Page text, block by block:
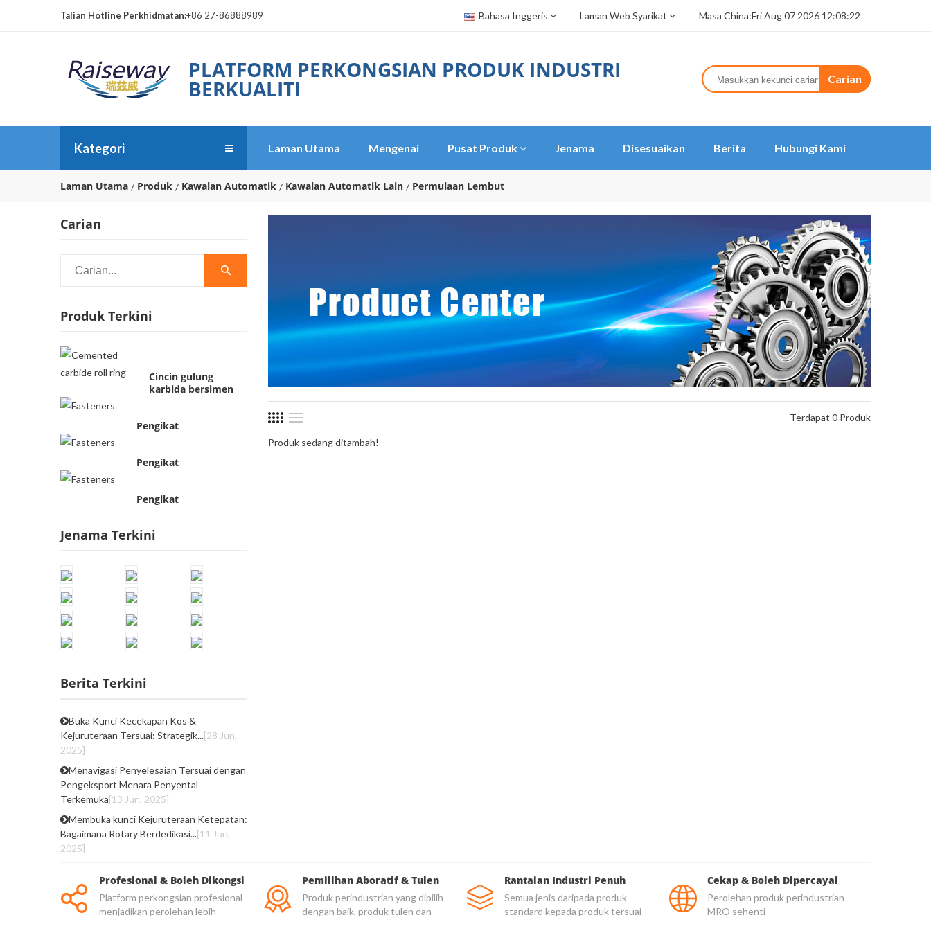
Talian Hotline Perkhidmatan:+86 27-86888989 Bahasa Inggeris Laman Web Syarikat Masa China:Fri Aug 07 2026 12:08:22
PLATFORM PERKONGSIAN PRODUK INDUSTRI
BERKUALITI Carian
Kategori Laman Utama Mengenai Pusat Produk Jenama Disesuaikan Berita Hubungi Kami
Laman Utama Produk Kawalan Automatik Kawalan Automatik Lain Permulaan Lembut
Carian
Produk Terkini
Cincin gulung
karbida bersimen
Pengikat
Pengikat
Pengikat
Jenama Terkini
Berita Terkini
Buka Kunci Kecekapan Kos &
Kejuruteraan Tersuai: Strategik...[28 Jun,
2025]
Menavigasi Penyelesaian Tersuai dengan
Pengeksport Menara Penyental
Terkemuka[13 Jun, 2025]
Membuka kunci Kejuruteraan Ketepatan:
Bagaimana Rotary Berdedikasi...[11 Jun,
2025]
Terdapat 0 Produk
Produk sedang ditambah!
Profesional & Boleh Dikongsi
Platform perkongsian profesional
menjadikan perolehan lebih
Pemilihan Aboratif & Tulen
Produk perindustrian yang dipilih
dengan baik, produk tulen dan
Rantaian Industri Penuh
Semua jenis daripada produk
standard kepada produk tersuai
Cekap & Boleh Dipercayai
Perolehan produk perindustrian
MRO sehenti